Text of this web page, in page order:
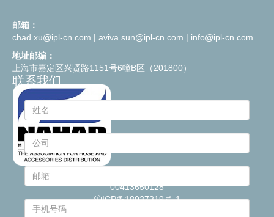
邮箱：
chad.xu@ipl-cn.com | aviva.sun@ipl-cn.com | info@ipl-cn.com
地址邮编：
上海市嘉定区兴贤路1151号6幢B区（201800）
联系我们
© 2021
00413650128
沪ICP备18037319号-1